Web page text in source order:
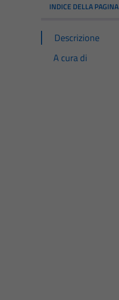
INDICE DELLA PAGINA
Descrizione
A cura di